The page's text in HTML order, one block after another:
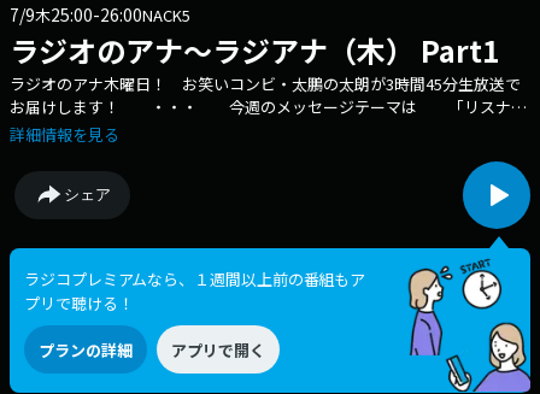
7/9木25:00-26:00NACK5
ラジオのアナ～ラジアナ（木） Part1
ラジオのアナ木曜日！ お笑いコンビ・太鵬の太朗が3時間45分生放送で
お届けします！ ・・・ 今週のメッセージテーマは 「リスナ
ー！スポーツの話しようぜ！」 自分が好きなスポーツや過去にやって
を送ってきてください！ ・・・ 【テーマメッセージ限定】 抜
き打ちで太朗がメッセージに対してダメ出しや添削を行います。 ダメ出
し希望の方はチェックボックスにチェックをいれてください。 抜き打ち
なのでいつダメ出しコーナーをやるかは分かりません。 結構キツめに言
われる可能性があるので 覚悟がある方だけチェックしてください。 ダ
メ出しされた場合のクレームは受け付けません。 ・・・ 2時台は
ゲストコーナー！ 今週は4人組ロックバンド・帰りの会を ゲストに
お迎えします！ ゲストへのメッセージもお待ちしてま
す！ ・・・ レギュラーコーナー！ ▼1時15分＜ラジアナ木曜
的おススメ音楽流したろう！＞ 太朗と番組ディレクターが週替わり
詳細情報を見る
シェア
ラジコプレミアムなら、１週間以上前の番組もア
プリで聴ける！
プランの詳細 アプリで開く